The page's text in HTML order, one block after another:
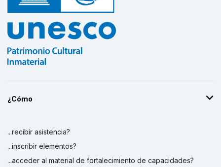
¿Cómo
...recibir asistencia?
...inscribir elementos?
...acceder al material de fortalecimiento de capacidades?